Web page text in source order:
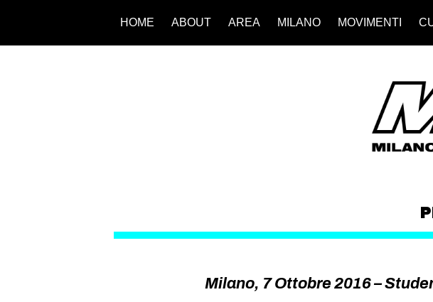
HOME ABOUT AREA MILANO MOVIMENTI
Milano, 7 Ottobre 2016 –